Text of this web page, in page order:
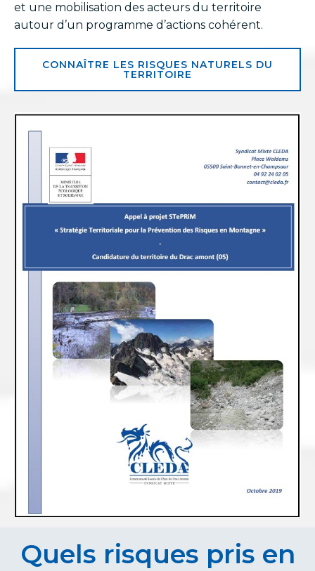
et une mobilisation des acteurs du territoire
autour d’un programme d’actions cohérent.
CONNAÎTRE LES RISQUES NATURELS DU
TERRITOIRE
Quels risques pris en